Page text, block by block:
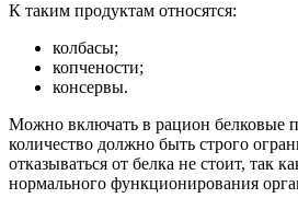
К таким продуктам относятся:
колбасы;
копчености;
консервы.
Можно включать в рацион белковые
количество должно быть строго
отказываться от белка не стоит, так
нормального функционирования